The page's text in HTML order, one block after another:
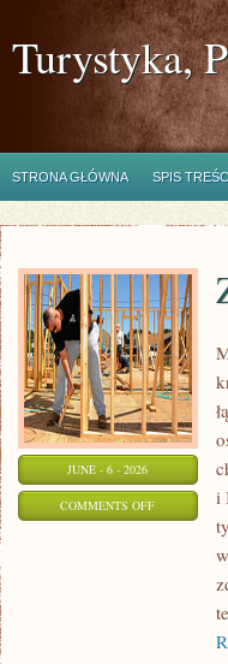
Turystyka,
STRONA GŁÓWNA SPIS
JUNE - 6 - 2026
COMMENTS OFFON
i